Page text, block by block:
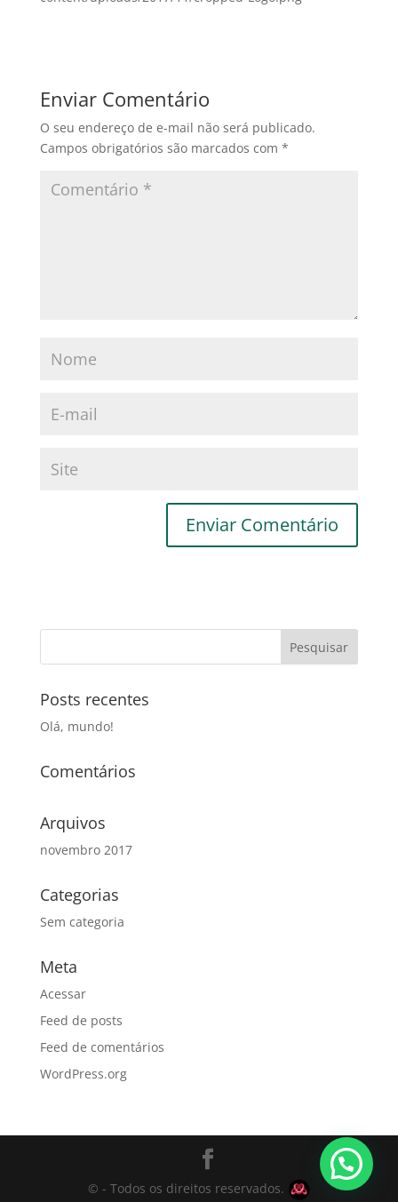
Enviar Comentário
O seu endereço de e-mail não será publicado.
Campos obrigatórios são marcados com *
Posts recentes
Olá, mundo!
Comentários
Arquivos
novembro 2017
Categorias
Sem categoria
Meta
Acessar
Feed de posts
Feed de comentários
WordPress.org
© - Todos os direitos reservados.